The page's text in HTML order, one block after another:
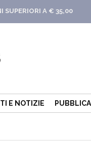
SUPERIORI A € 35,00
E NOTIZIE